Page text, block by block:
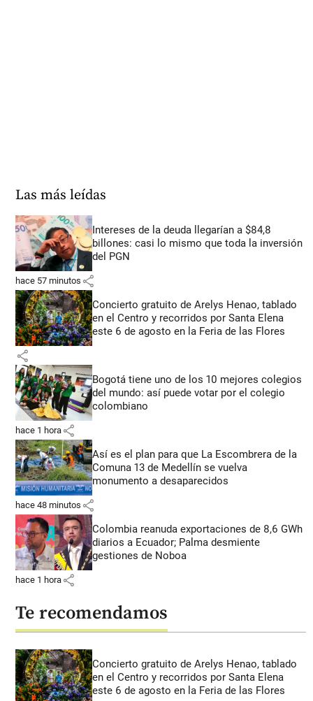
Las más leídas
Intereses de la deuda llegarían a $84,8
billones: casi lo mismo que toda la inversión
del PGN
hace 57 minutos share
Concierto gratuito de Arelys Henao, tablado
en el Centro y recorridos por Santa Elena
este 6 de agosto en la Feria de las Flores
share
Bogotá tiene uno de los 10 mejores colegios
del mundo: así puede votar por el colegio
colombiano
hace 1 hora share
Así es el plan para que La Escombrera de la
Comuna 13 de Medellín se vuelva
monumento a desaparecidos
hace 48 minutos share
Colombia reanuda exportaciones de 8,6 GWh
diarios a Ecuador; Palma desmiente
gestiones de Noboa
hace 1 hora share
Te recomendamos
Concierto gratuito de Arelys Henao, tablado
en el Centro y recorridos por Santa Elena
este 6 de agosto en la Feria de las Flores